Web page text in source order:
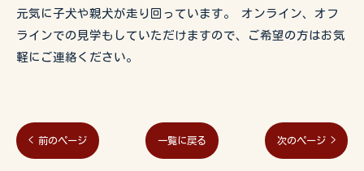
元気に子犬や親犬が走り回っています。 オンライン、オフ
ラインでの見学もしていただけますので、ご希望の方はお気
軽にご連絡ください。
< 前のページ 一覧に戻る 次のページ >